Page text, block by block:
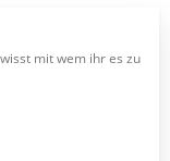
mit wem ihr es zu